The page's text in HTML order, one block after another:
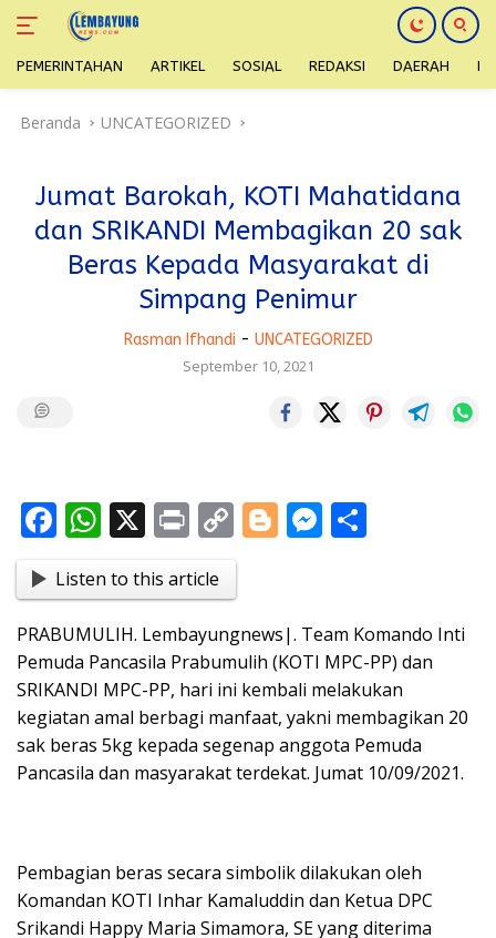
PEMERINTAHAN ARTIKEL SOSIAL REDAKSI DAERAH
Beranda UNCATEGORIZED
Jumat Barokah, KOTI Mahatidana
dan SRIKANDI Membagikan 20 sak
Beras Kepada Masyarakat di
Simpang Penimur
Rasman Ifhandi - UNCATEGORIZED
September 10, 2021
F
e
b
o
o
k
W
at
s
A
p
p
X Pr
t
C
o
p
y
Li
n
k
Bl
g
er
M
e
n
g
er
e
Listen to this article
PRABUMULIH. Lembayungnews|. Team Komando Inti
Pemuda Pancasila Prabumulih (KOTI MPC-PP) dan
SRIKANDI MPC-PP, hari ini kembali melakukan
kegiatan amal berbagi manfaat, yakni membagikan 20
sak beras 5kg kepada segenap anggota Pemuda
Pancasila dan masyarakat terdekat. Jumat 10/09/2021.
Pembagian beras secara simbolik dilakukan oleh
Komandan KOTI Inhar Kamaluddin dan Ketua DPC
Srikandi Happy Maria Simamora, SE yang diterima